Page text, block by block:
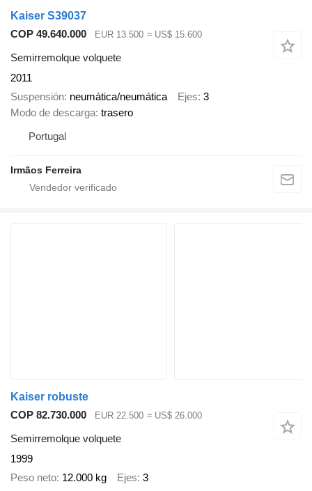
Kaiser S39037
COP 49.640.000
EUR 13.500 ≈ US$ 15.600
Semirremolque volquete
2011
Suspensión neumática/neumática Ejes 3
Modo de descarga trasero
Portugal
Irmãos Ferreira
Kaiser robuste
COP 82.730.000
EUR 22.500 ≈ US$ 26.000
Semirremolque volquete
1999
Peso neto 12.000 kg Ejes 3